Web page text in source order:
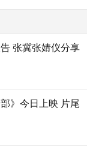
堂外也是笔耕不
，更是语出惊
书代笔真相，马寅
庭闹剧最大的笑力
惠与颜值于一身，
多，超有梗的坏笑
张冀张婧仪分享
》今日上映 片尾